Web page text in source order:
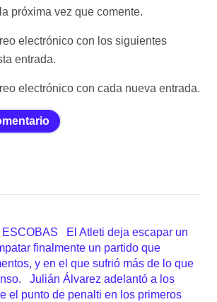
próxima vez que comente.
electrónico con los siguientes
entrada.
electrónico con cada nueva entrada.